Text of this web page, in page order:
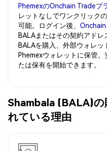
PhemexのOnchain Tradeプ
レットなしでワンクリック
可能。ログイン後、
BALAまたはその契約アド
BALAを購入、外部ウォレ
Phemexウォレットに保管
たは保有を開始できます。
Shambala (BALA)
れている理由